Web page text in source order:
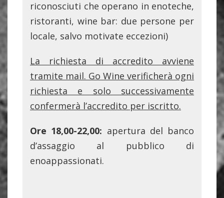
riconosciuti che operano in enoteche,
ristoranti, wine bar: due persone per
locale, salvo motivate eccezioni)
La richiesta di accredito avviene
tramite mail. Go Wine verificherà ogni
richiesta e solo successivamente
confermerà l’accredito per iscritto.
Ore 18,00-22,00: apertura del banco
d’assaggio al pubblico di
enoappassionati.